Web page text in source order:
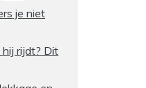
je niet
rijdt? Dit